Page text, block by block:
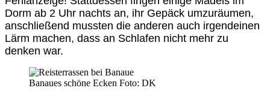
Dorm ab 2 Uhr nachts an, ihr Gepäck umzuräumen,
anschließend mussten die anderen auch irgendeinen
Lärm machen, dass an Schlafen nicht mehr zu
denken war.
Banaues schöne Ecken Foto: DK